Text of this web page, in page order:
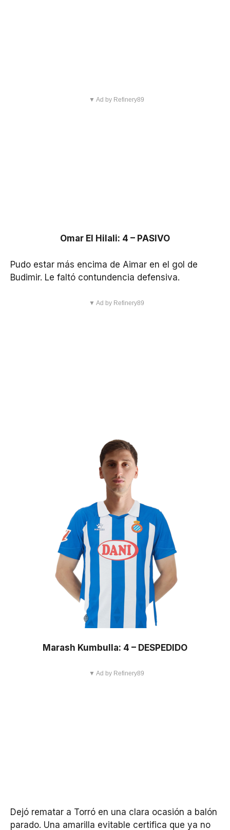
▼ Ad by Refinery89
Omar El Hilali: 4 – PASIVO
Pudo estar más encima de Aimar en el gol de
Budimir. Le faltó contundencia defensiva.
▼ Ad by Refinery89
Marash Kumbulla: 4 – DESPEDIDO
▼ Ad by Refinery89
Dejó rematar a Torró en una clara ocasión a balón
parado. Una amarilla evitable certifica que ya no